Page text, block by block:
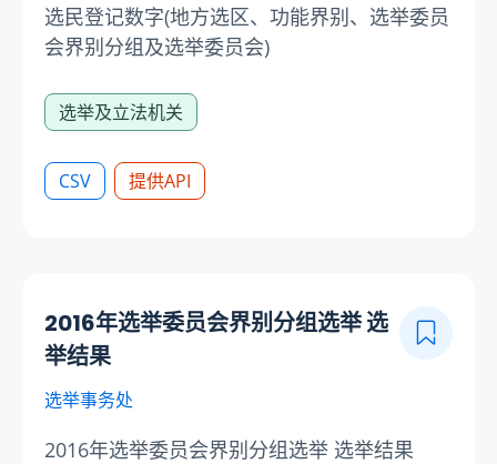
选民登记数字(地方选区、功能界别、选举委员
会界别分组及选举委员会)
选举及立法机关
CSV 提供API
2016年选举委员会界别分组选举 选
举结果
选举事务处
2016年选举委员会界别分组选举 选举结果